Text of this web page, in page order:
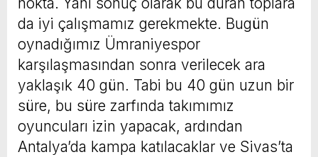
da iyi çalışmamız gerekmekte. Bugün
oynadığımız Ümraniyespor
karşılaşmasından sonra verilecek ara
yaklaşık 40 gün. Tabi bu 40 gün uzun bir
süre, bu süre zarfında takımımız
oyuncuları izin yapacak, ardından
Antalya’da kampa katılacaklar ve Sivas’ta